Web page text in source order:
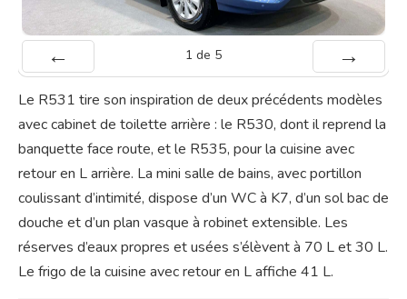
1 de 5
Le R531 tire son inspiration de deux précédents modèles
avec cabinet de toilette arrière : le R530, dont il reprend la
banquette face route, et le R535, pour la cuisine avec
retour en L arrière. La mini salle de bains, avec portillon
coulissant d’intimité, dispose d’un WC à K7, d’un sol bac de
douche et d’un plan vasque à robinet extensible. Les
réserves d’eaux propres et usées s’élèvent à 70 L et 30 L.
Le frigo de la cuisine avec retour en L affiche 41 L.